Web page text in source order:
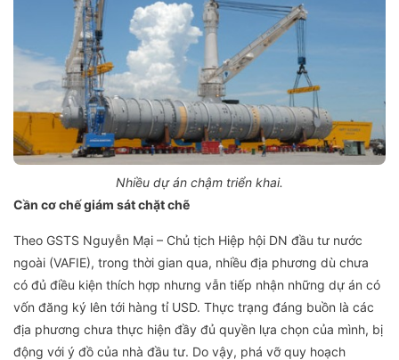
Nhiều dự án chậm triển khai.
Cần cơ chế giám sát chặt chẽ
Theo GSTS Nguyễn Mại – Chủ tịch Hiệp hội DN đầu tư nước
ngoài (VAFIE), trong thời gian qua, nhiều địa phương dù chưa
có đủ điều kiện thích hợp nhưng vẫn tiếp nhận những dự án có
vốn đăng ký lên tới hàng tỉ USD. Thực trạng đáng buồn là các
địa phương chưa thực hiện đầy đủ quyền lựa chọn của mình, bị
động với ý đồ của nhà đầu tư. Do vậy, phá vỡ quy hoạch